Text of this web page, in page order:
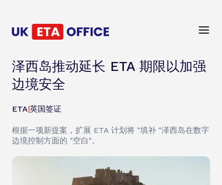
泽西岛推动延长 ETA 期限以加强
边境安全
ETA|英国签证
根据一项新提案，扩展 ETA 计划将 "填补 "泽西岛在数字
边境控制方面的 "空白"。